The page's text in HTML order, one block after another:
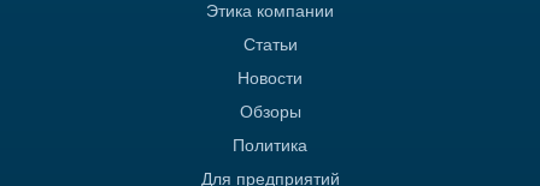
Этика компании
Статьи
Новости
Обзоры
Политика
Для предприятий